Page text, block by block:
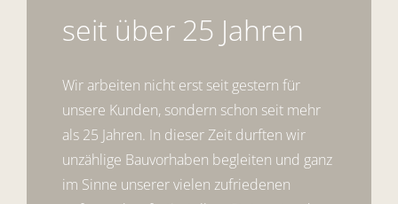
seit über 25 Jahren
Wir arbeiten nicht erst seit gestern für
unsere Kunden, sondern schon seit mehr
als 25 Jahren. In dieser Zeit durften wir
unzählige Bauvorhaben begleiten und ganz
im Sinne unserer vielen zufriedenen